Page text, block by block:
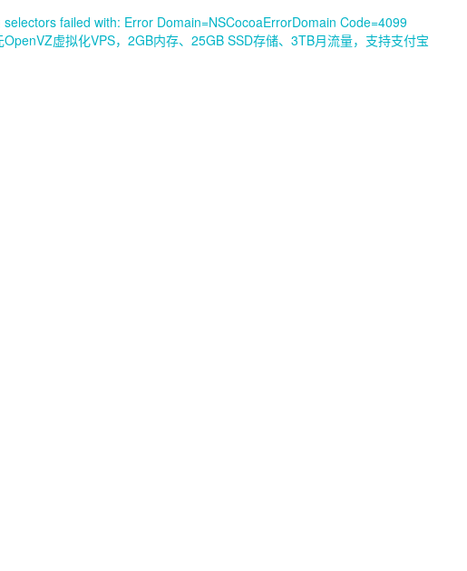
failed with: Error Domain=NSCocoaErrorDomain Code=4099
OpenVZ虚拟化VPS，2GB内存、25GB SSD存储、3TB月流量，支持支付宝